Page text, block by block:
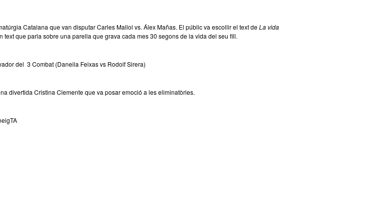
Catalana que van disputar Carles Mallol vs. Álex Mañas. El públic va escollir el text deLa vida
text que parla sobre una parella que grava cada mes 30 segons de la vida del seu fill.
del 3 Combat (Daneila Feixas vs Rodolf Sirera)
divertida Cristina Clemente que va posar emoció a les eliminatòries.